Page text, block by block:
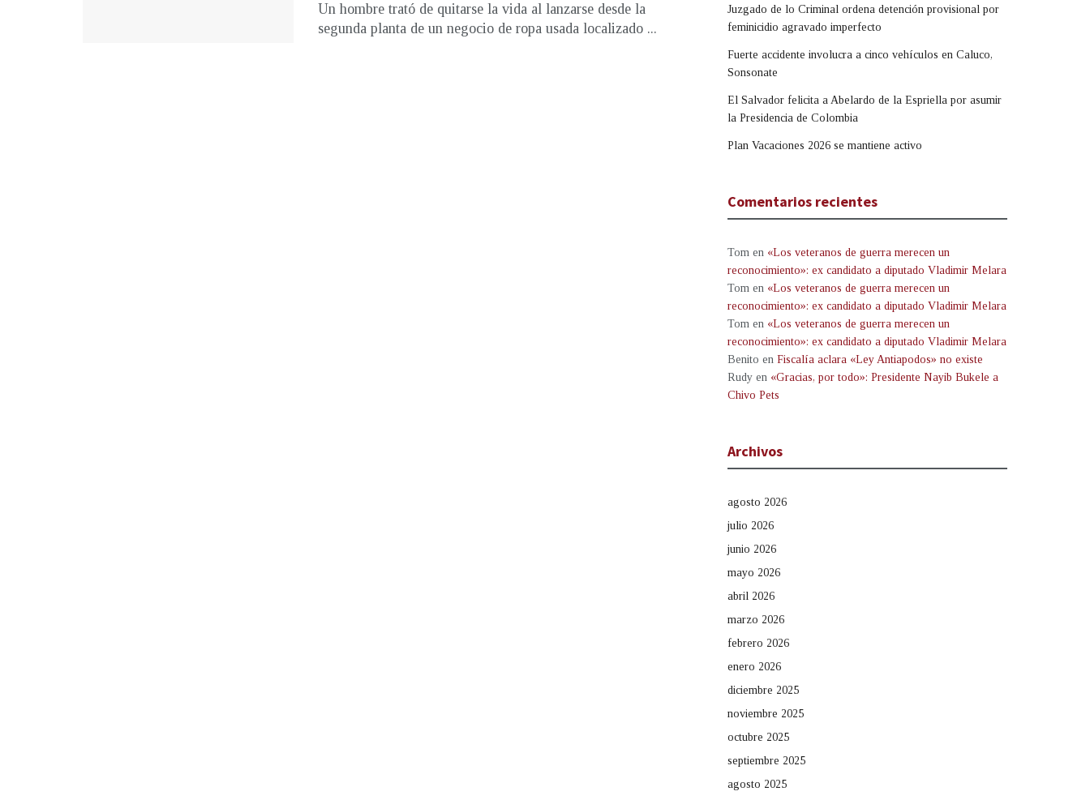
Un hombre trató de quitarse la vida al lanzarse desde la
segunda planta de un negocio de ropa usada localizado ...
Juzgado de lo Criminal ordena detención provisional por
feminicidio agravado imperfecto
Fuerte accidente involucra a cinco vehículos en Caluco,
Sonsonate
El Salvador felicita a Abelardo de la Espriella por asumir
la Presidencia de Colombia
Plan Vacaciones 2026 se mantiene activo
Comentarios recientes
Tom en «Los veteranos de guerra merecen un
reconocimiento»: ex candidato a diputado Vladimir Melara
Tom en «Los veteranos de guerra merecen un
reconocimiento»: ex candidato a diputado Vladimir Melara
Tom en «Los veteranos de guerra merecen un
reconocimiento»: ex candidato a diputado Vladimir Melara
Benito en Fiscalía aclara «Ley Antiapodos» no existe
Rudy en «Gracias, por todo»: Presidente Nayib Bukele a
Chivo Pets
Archivos
agosto 2026
julio 2026
junio 2026
mayo 2026
abril 2026
marzo 2026
febrero 2026
enero 2026
diciembre 2025
noviembre 2025
octubre 2025
septiembre 2025
agosto 2025